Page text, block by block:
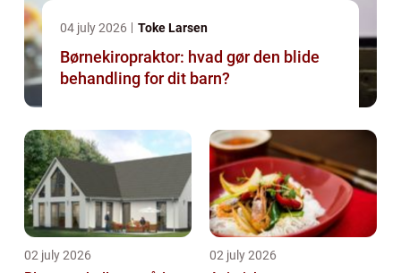
04 july 2026 Toke Larsen
Børnekiropraktor: hvad gør den blide
behandling for dit barn?
02 july 2026 02 july 2026